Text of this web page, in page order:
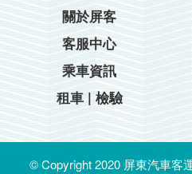
關於屏客
客服中心
乘車資訊
租車 | 檢驗
© Copyright 2020 屏東汽車客